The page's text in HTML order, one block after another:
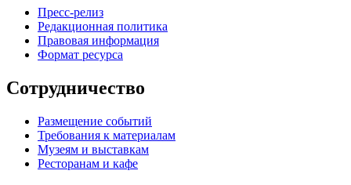
Пресс-релиз
Редакционная политика
Правовая информация
Формат ресурса
Сотрудничество
Размещение событий
Требования к материалам
Музеям и выставкам
Ресторанам и кафе